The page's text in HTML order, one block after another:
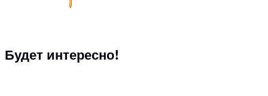
Будет интересно!